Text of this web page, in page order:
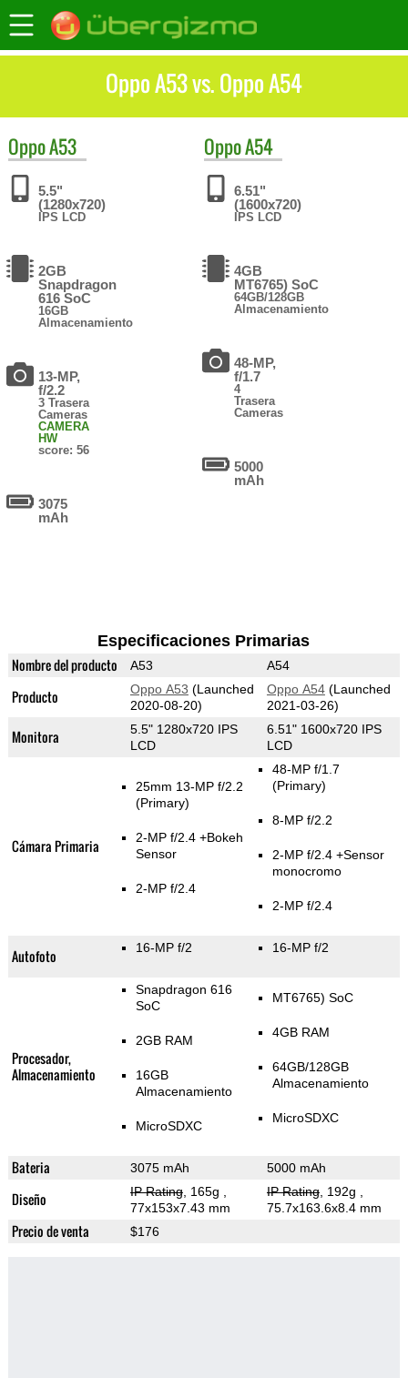
Oppo A53 vs. Oppo A54
OppoA53
5.5"
(1280x720)
IPS LCD
2GB
Snapdragon
616 SoC
16GB
Almacenamiento
13-MP,
f/2.2
3 Trasera
Cameras
CAMERA
HW
score: 56
3075
mAh
OppoA54
6.51"
(1600x720)
IPS LCD
4GB
MT6765) SoC
64GB/128GB
Almacenamiento
48-MP,
f/1.7
4
Trasera
Cameras
5000
mAh
Especificaciones Primarias
Nombre del producto A53 A54
Producto Oppo A53 (Launched
2020-08-20)
Oppo A54(Launched
2021-03-26)
Monitora
5.5" 1280x720 IPS
LCD
6.51" 1600x720 IPS
LCD
Cámara Primaria
25mm 13-MP f/2.2
(Primary)
2-MP f/2.4 +Bokeh
Sensor
2-MP f/2.4
48-MP f/1.7
(Primary)
8-MP f/2.2
2-MP f/2.4 +Sensor
monocromo
2-MP f/2.4
Autofoto 16-MP f/2 16-MP f/2
Procesador,
Almacenamiento
Snapdragon 616
SoC
2GB RAM
16GB
Almacenamiento
MicroSDXC
MT6765) SoC
4GB RAM
64GB/128GB
Almacenamiento
MicroSDXC
Bateria 3075 mAh 5000 mAh
Diseño IP Rating, 165g
77x153x7.43 mm
IP Rating, 192g
75.7x163.6x8.4 mm
Precio de venta $176